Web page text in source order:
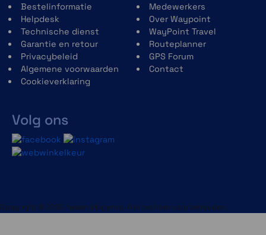
Bestelinformatie
Helpdesk
Technische dienst
Garantie en retour
Privacybeleid
Algemene voorwaarden
Cookieverklaring
Volg ons
Medewerkers
Over Waypoint
WayPoint Travel
Routeplanner
GPS Forum
Contact
Copyright © 2013-heden Magento. Alle rechten voorbehouden.